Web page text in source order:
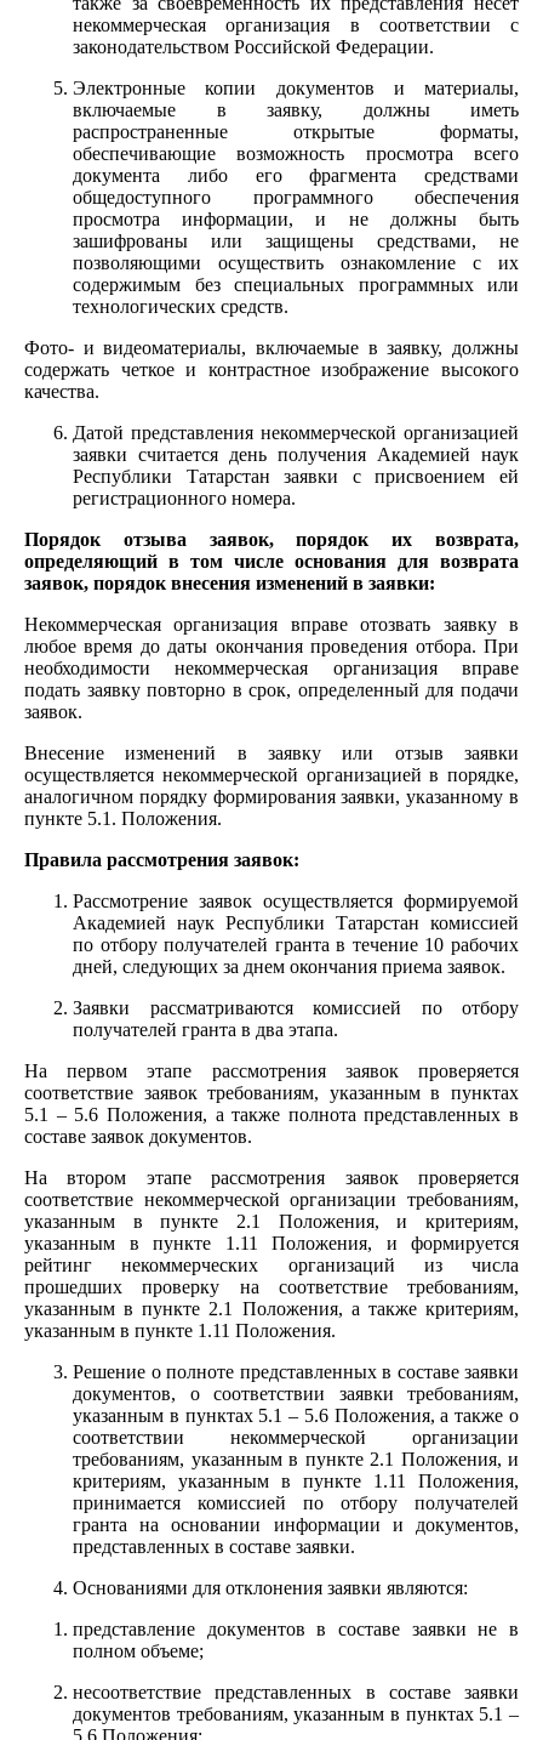
некоммерческая организация в соответствии с
законодательством Российской Федерации.
Электронные копии документов и материалы,
включаемые в заявку, должны иметь
распространенные открытые форматы,
обеспечивающие возможность просмотра всего
документа либо его фрагмента средствами
общедоступного программного обеспечения
просмотра информации, и не должны быть
зашифрованы или защищены средствами, не
позволяющими осуществить ознакомление с их
содержимым без специальных программных или
технологических средств.
Фото- и видеоматериалы, включаемые в заявку, должны
содержать четкое и контрастное изображение высокого
качества.
Датой представления некоммерческой организацией
заявки считается день получения Академией наук
Республики Татарстан заявки с присвоением ей
регистрационного номера.
Порядок отзыва заявок, порядок их возврата,
определяющий в том числе основания для возврата
заявок, порядок внесения изменений в заявки:
Некоммерческая организация вправе отозвать заявку в
любое время до даты окончания проведения отбора. При
необходимости некоммерческая организация вправе
подать заявку повторно в срок, определенный для подачи
заявок.
Внесение изменений в заявку или отзыв заявки
осуществляется некоммерческой организацией в порядке,
аналогичном порядку формирования заявки, указанному в
пункте 5.1. Положения.
Правила рассмотрения заявок:
Рассмотрение заявок осуществляется формируемой
Академией наук Республики Татарстан комиссией
по отбору получателей гранта в течение 10 рабочих
дней, следующих за днем окончания приема заявок.
Заявки рассматриваются комиссией по отбору
получателей гранта в два этапа.
На первом этапе рассмотрения заявок проверяется
соответствие заявок требованиям, указанным в пунктах
5.1 – 5.6 Положения, а также полнота представленных в
составе заявок документов.
На втором этапе рассмотрения заявок проверяется
соответствие некоммерческой организации требованиям,
указанным в пункте 2.1 Положения, и критериям,
указанным в пункте 1.11 Положения, и формируется
рейтинг некоммерческих организаций из числа
прошедших проверку на соответствие требованиям,
указанным в пункте 2.1 Положения, а также критериям,
указанным в пункте 1.11 Положения.
Решение о полноте представленных в составе заявки
документов, о соответствии заявки требованиям,
указанным в пунктах 5.1 – 5.6 Положения, а также о
соответствии некоммерческой организации
требованиям, указанным в пункте 2.1 Положения, и
критериям, указанным в пункте 1.11 Положения,
принимается комиссией по отбору получателей
гранта на основании информации и документов,
представленных в составе заявки.
Основаниями для отклонения заявки являются:
представление документов в составе заявки не в
полном объеме;
несоответствие представленных в составе заявки
документов требованиям, указанным в пунктах 5.1 –
5.6 Положения;